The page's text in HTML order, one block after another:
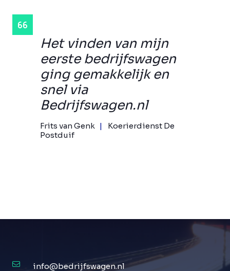
Het vinden van mijn
eerste bedrijfswagen
ging gemakkelijk en
snel via
Bedrijfswagen.nl
Frits van Genk
Koerierdienst De
Postduif
info@bedrijfswagen.nl